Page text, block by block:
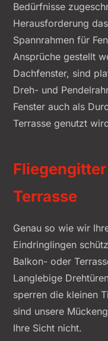
Bedürfnisse
Herausforderung
Spannrahmen für
Ansprüche gestellt
Dachfenster, sind
Dreh- und
Fenster auch als
Terrasse genutzt
Terrasse
Genau so wie wir
Eindringlingen
Balkon- oder
Langlebige
sperren die kleinen
sind unsere
Ihre Sicht nicht.